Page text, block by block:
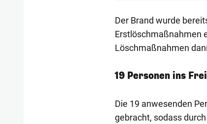
Der Brand wurde
Erstlöschmaßnahmen
Löschmaßnahmen
19 Personen ins
Die 19 anwesenden
gebracht, sodass